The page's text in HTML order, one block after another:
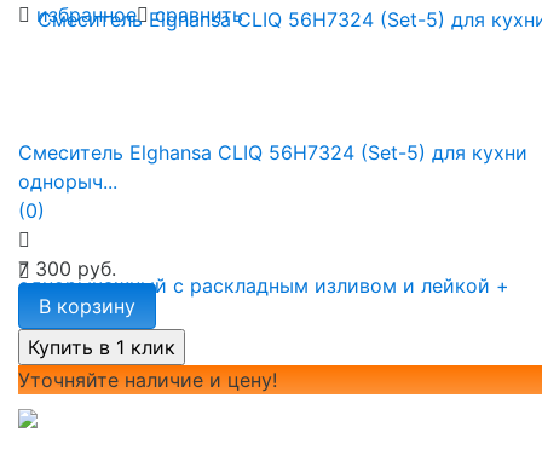
избранное сравнить
Смеситель Elghansa CLIQ 56H7324 (Set-5) для кухни
однорыч...
(0)
7 300 руб.
В корзину
Уточняйте наличие и цену!